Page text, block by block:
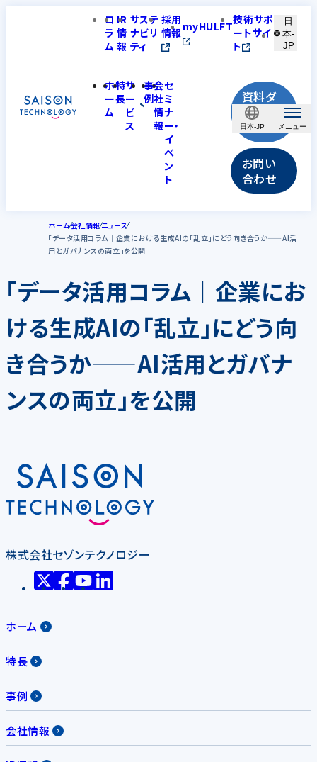
日本-JP
コ
ラ
ム
IR
情
報
サステ
ナビリ
ティ
採用
情報myHULFT技術サポ
ートサイ
ト
日
本-
JP
ホ
ー
ム
特
長
サ
ー
ビ
ス
事
例
会
社
情
報
セ
ミ
ナ
ー・
イ
ベ
ン
ト
資料ダ
ウンロ
ード
お問い
合わせ
ホーム会社情報ニュース
「データ活用コラム│企業における生成AIの「乱立」にどう向き合うか——AI活
用とガバナンスの両立」を公開
「データ活用コラム│企業にお
ける生成AIの「乱立」にどう向
き合うか——AI活用とガバナ
ンスの両立」を公開
株式会社セゾンテクノロジー
ホーム
特長
事例
会社情報